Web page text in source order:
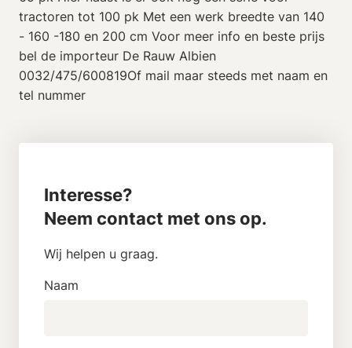
tractoren tot 100 pk Met een werk breedte van 140
- 160 -180 en 200 cm Voor meer info en beste prijs
bel de importeur De Rauw Albien
0032/475/600819Of mail maar steeds met naam en
tel nummer
Interesse?
Neem contact met ons op.
Wij helpen u graag.
Naam